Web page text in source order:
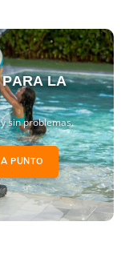
LA
sin problemas.
PUNTO